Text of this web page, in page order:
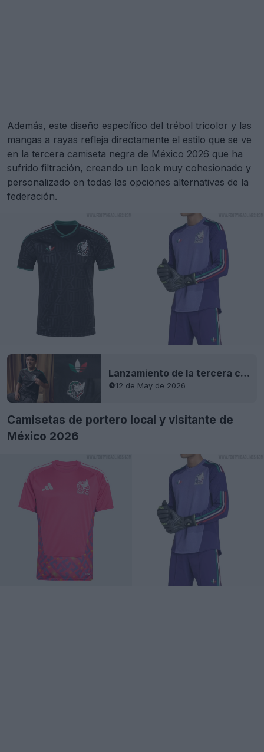
Además, este diseño específico del trébol tricolor y las
mangas a rayas refleja directamente el estilo que se ve
en la tercera camiseta negra de México 2026 que ha
sufrido filtración, creando un look muy cohesionado y
personalizado en todas las opciones alternativas de la
federación.
Lanzamiento de la tercera camiseta de México para el Mundial de 2026 de Adidas x Someone Somewhere
12 de May de 2026
Camisetas de portero local y visitante de
México 2026